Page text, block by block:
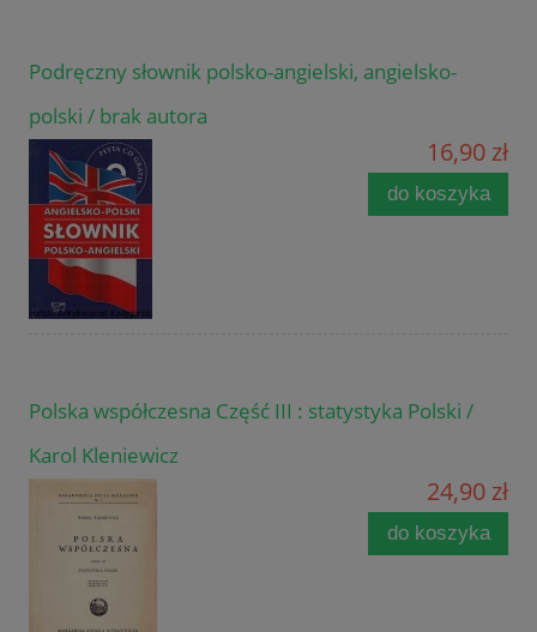
Podręczny słownik polsko-angielski, angielsko-
polski / brak autora
16,90 zł
do koszyka
Polska współczesna Część III : statystyka Polski /
Karol Kleniewicz
24,90 zł
do koszyka